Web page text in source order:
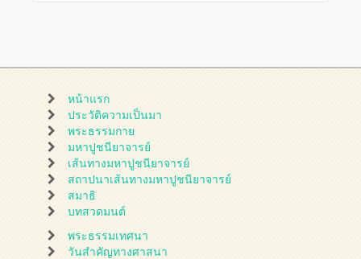
หน้าแรก
ประวัติความเป็นมา
พระธรรมกาย
มหาปูชนียาจารย์
เส้นทางมหาปูชนียาจารย์
สถาปนาเส้นทางมหาปูชนียาจารย์
สมาธิ
บทสวดมนต์
พระธรรมเทศนา
วันสำคัญทางศาสนา